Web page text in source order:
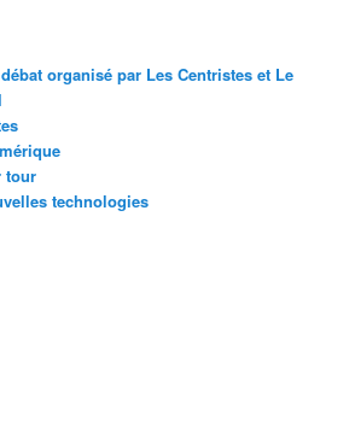
organisé par Les Centristes et Le
tour
technologies